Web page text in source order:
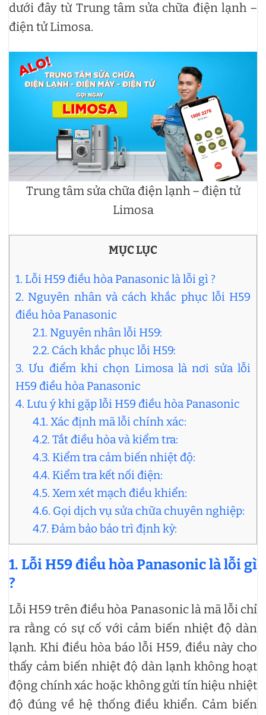
dưới đây từ Trung tâm sửa chữa điện lạnh –
điện tử Limosa.
Trung tâm sửa chữa điện lạnh – điện tử
Limosa
MỤC LỤC
1. Lỗi H59 điều hòa Panasonic là lỗi gì ?
2. Nguyên nhân và cách khắc phục lỗi H59
điều hòa Panasonic
2.1. Nguyên nhân lỗi H59:
2.2. Cách khắc phục lỗi H59:
3. Ưu điểm khi chọn Limosa là nơi sửa lỗi
H59 điều hòa Panasonic
4. Lưu ý khi gặp lỗi H59 điều hòa Panasonic
4.1. Xác định mã lỗi chính xác:
4.2. Tắt điều hòa và kiểm tra:
4.3. Kiểm tra cảm biến nhiệt độ:
4.4. Kiểm tra kết nối điện:
4.5. Xem xét mạch điều khiển:
4.6. Gọi dịch vụ sửa chữa chuyên nghiệp:
4.7. Đảm bảo bảo trì định kỳ:
1. Lỗi H59 điều hòa Panasonic là lỗi gì
?
Lỗi H59 trên điều hòa Panasonic là mã lỗi chỉ
ra rằng có sự cố với cảm biến nhiệt độ dàn
lạnh. Khi điều hòa báo lỗi H59, điều này cho
thấy cảm biến nhiệt độ dàn lạnh không hoạt
động chính xác hoặc không gửi tín hiệu nhiệt
độ đúng về hệ thống điều khiển. Cảm biến